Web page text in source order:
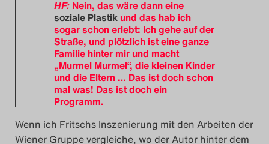
HF:Nein, das wäre dann eine
soziale Plastikund das hab ich
sogar schon erlebt: Ich gehe auf der
Straße, und plötzlich ist eine ganze
Familie hinter mir und macht
„Murmel Murmel“, die kleinen Kinder
und die Eltern … Das ist doch schon
mal was! Das ist doch ein
Programm.
Wenn ich Fritschs Inszenierung mit den Arbeiten der
Wiener Gruppe vergleiche, wo der Autor hinter dem